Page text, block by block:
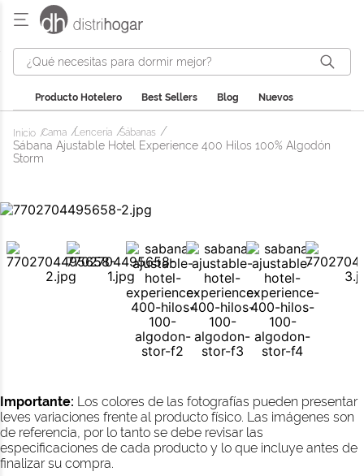
¿Qué necesitas para dormir mejor?
Producto Hotelero Best Sellers Blog Nuevos
Cama Lencería Sábanas
Sábana Ajustable Hotel Experience 400 Hilos 100% Algodón
Storm
Importante: Los colores de las fotografías pueden presentar
leves variaciones frente al producto físico. Las imágenes son
de referencia, por lo tanto se debe revisar las
especificaciones de cada producto y lo que incluye antes de
finalizar su compra.